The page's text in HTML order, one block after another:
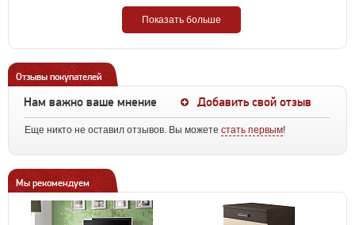
Показать больше
Отзывы покупателей
Нам важно ваше мнение Добавить свой отзыв
Еще никто не оставил отзывов. Вы можете стать первым!
Мы рекомендуем